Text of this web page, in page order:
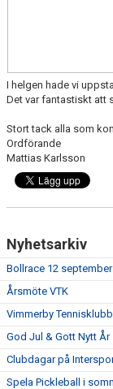
I helgen hade vi
Det var fantastiskt att
Stort tack alla som
Ordförande
Mattias Karlsson
Nyhetsarkiv
Bollrace 12 september
Årsmöte VTK
Vimmerby
God Jul & Gott Nytt År
Clubdagar på
Spela Pickleball i